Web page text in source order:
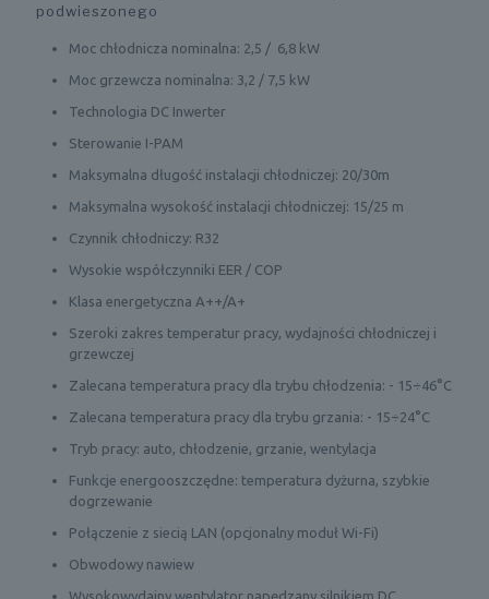
podwieszonego
Moc chłodnicza nominalna: 2,5 / 6,8 kW
Moc grzewcza nominalna: 3,2 / 7,5 kW
Technologia DC Inwerter
Sterowanie I-PAM
Maksymalna długość instalacji chłodniczej: 20/30m
Maksymalna wysokość instalacji chłodniczej: 15/25 m
Czynnik chłodniczy: R32
Wysokie współczynniki EER / COP
Klasa energetyczna A++/A+
Szeroki zakres temperatur pracy, wydajności chłodniczej i
grzewczej
Zalecana temperatura pracy dla trybu chłodzenia: - 15÷46°C
Zalecana temperatura pracy dla trybu grzania: - 15÷24°C
Tryb pracy: auto, chłodzenie, grzanie, wentylacja
Funkcje energooszczędne: temperatura dyżurna, szybkie
dogrzewanie
Połączenie z siecią LAN (opcjonalny moduł Wi-Fi)
Obwodowy nawiew
Wysokowydajny wentylator napędzany silnikiem DC